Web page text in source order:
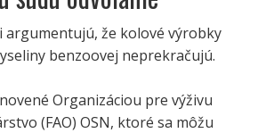
argumentujú, že kolové výrobky
benzoovej neprekračujú.
Organizáciou pre výživu
(FAO) OSN, ktoré sa môžu